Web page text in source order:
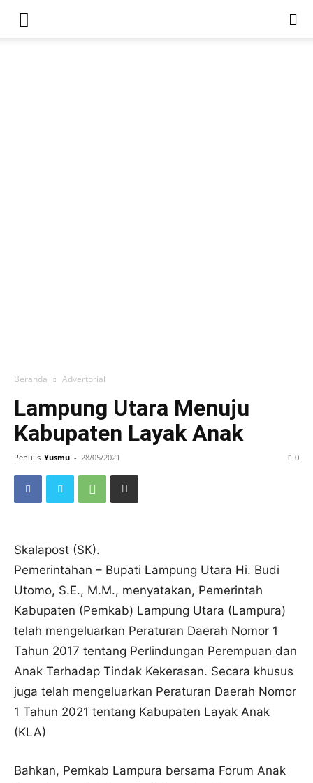
Beranda Advertorial
Lampung Utara Menuju
Kabupaten Layak Anak
Penulis Yusmu - 28/05/2021 0
Skalapost (SK).
Pemerintahan – Bupati Lampung Utara Hi. Budi
Utomo, S.E., M.M., menyatakan, Pemerintah
Kabupaten (Pemkab) Lampung Utara (Lampura)
telah mengeluarkan Peraturan Daerah Nomor 1
Tahun 2017 tentang Perlindungan Perempuan dan
Anak Terhadap Tindak Kekerasan. Secara khusus
juga telah mengeluarkan Peraturan Daerah Nomor
1 Tahun 2021 tentang Kabupaten Layak Anak
(KLA)
Bahkan, Pemkab Lampura bersama Forum Anak